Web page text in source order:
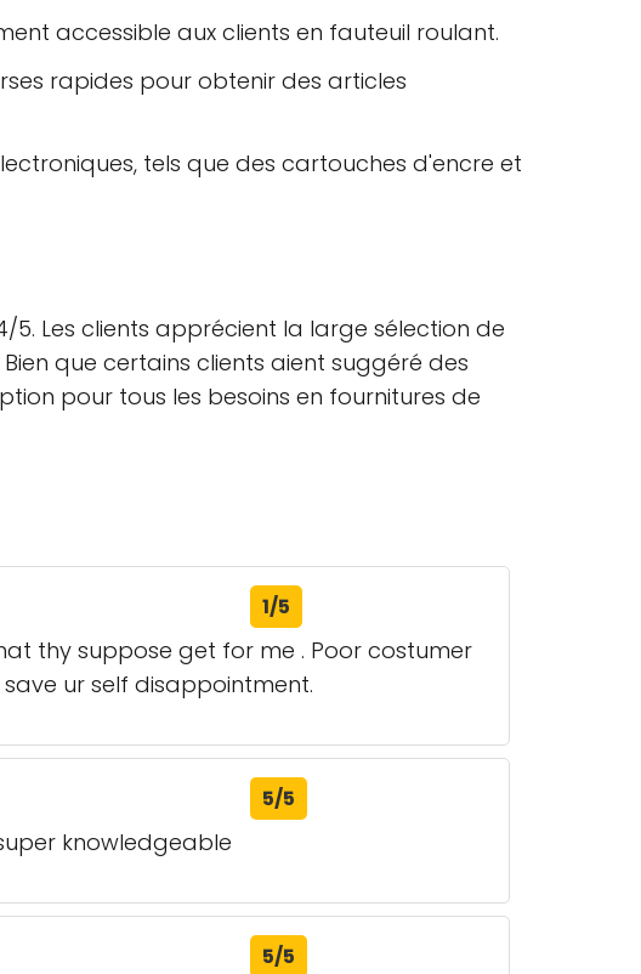
accessible aux clients en fauteuil roulant.
rapides pour obtenir des articles
tels que des cartouches d'encre et
5. Les clients apprécient la large sélection de
que certains clients aient suggéré des
pour tous les besoins en fournitures de
1/5
thy suppose get for me . Poor costumer
ur self disappointment.
5/5
knowledgeable
5/5